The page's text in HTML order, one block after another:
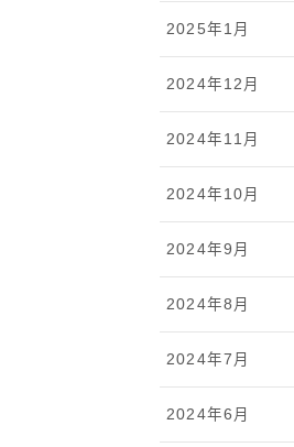
2025年1月
2024年12月
2024年11月
2024年10月
2024年9月
2024年8月
2024年7月
2024年6月